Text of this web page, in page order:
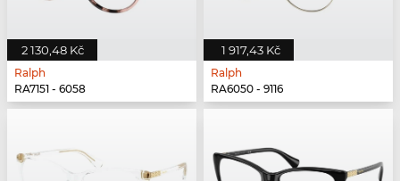
2 130,48 Kč
Ralph
RA7151 - 6058
1 917,43 Kč
Ralph
RA6050 - 9116